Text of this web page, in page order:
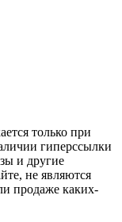
только при
гиперссылки
и другие
не являются
продаже каких-